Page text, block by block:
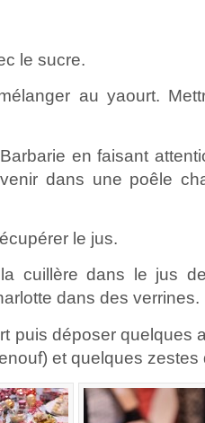
le sucre.
au yaourt.
en faisant
dans une poêle
le jus.
cuillère dans le jus
dans des verrines.
puis déposer quelques
et quelques zestes